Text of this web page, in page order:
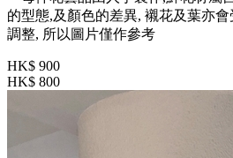
的型態,及顏色的差異, 襯花及葉亦
調整, 所以圖片僅作參考
HK$ 900
HK$ 800